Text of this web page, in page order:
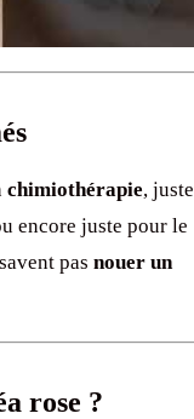
chimiothérapie, juste
encore juste pour le
pas nouer un
rose ?